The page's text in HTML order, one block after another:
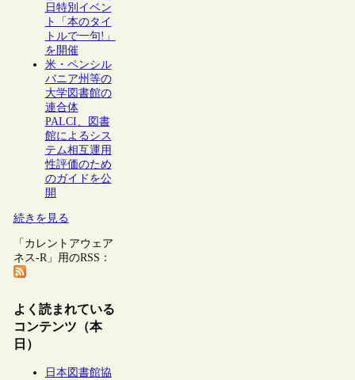
日特別イベン
ト「本のタイ
トルで一句!」
を開催
米・ペンシル
バニア州等の
大学図書館の
連合体
PALCI、図書
館によるシス
テム相互運用
性評価のため
のガイドを公
開
続きを見る
「カレントアウェア
ネス-R」用のRSS：
よく読まれている
コンテンツ（本
日）
日本図書館協